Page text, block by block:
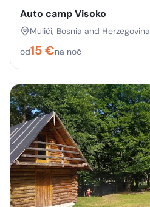
Auto camp Visoko
Mulići, Bosnia and Herzegovina
od15€na noč